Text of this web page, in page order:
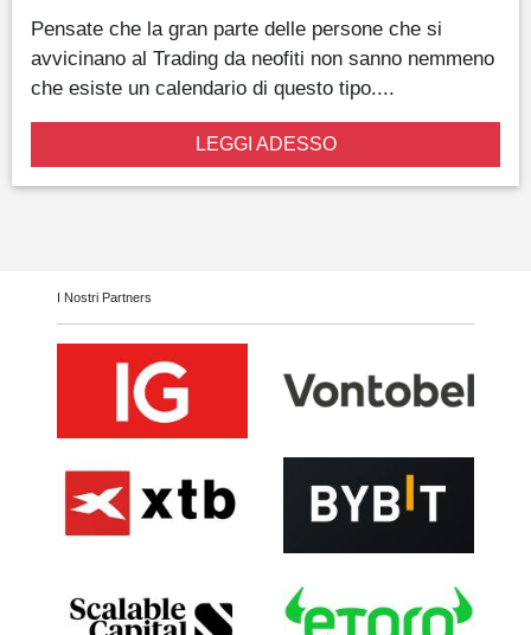
Pensate che la gran parte delle persone che si
avvicinano al Trading da neofiti non sanno nemmeno
che esiste un calendario di questo tipo....
LEGGI ADESSO
I Nostri Partners